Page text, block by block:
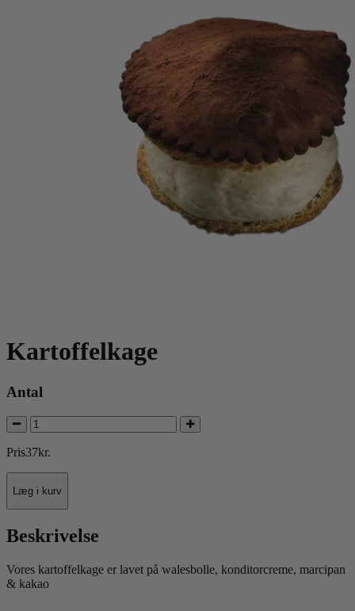
Kartoffelkage
Antal
Pris37kr.
Læg i kurv
Beskrivelse
Vores kartoffelkage er lavet på walesbolle, konditorcreme, marcipan
& kakao